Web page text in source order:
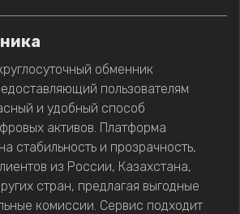
обменник
пользователям
и удобный способ
активов. Платформа
стабильность и прозрачность,
из России, Казахстана,
стран, предлагая выгодные
комиссии. Сервис подходит